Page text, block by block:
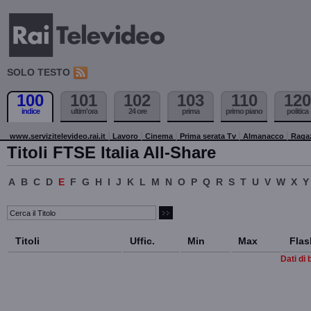
SOLO TESTO
100
indice
101
ultim'ora
102
24 ore
103
prima
110
primo piano
120
politica
www.servizitelevideo.rai.it Lavoro Cinema Prima serata Tv Almanacco
Titoli FTSE Italia All-Share
A B C D E F G H I J K L M N O P Q R S T U V W X Y
Titoli Uffic. Min Max
Dati di